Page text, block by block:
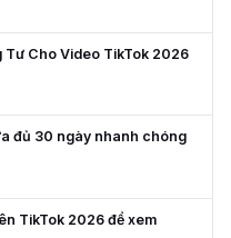
Tư Cho Video TikTok 2026
đủ 30 ngày nhanh chóng
TikTok 2026 để xem